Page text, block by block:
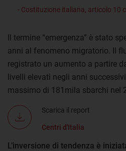
- Costituzione italiana, articolo 10
Il termine “emergenza” è stato
anni al fenomeno migratorio. Il
registrato un aumento a partire
livelli elevati negli anni
massimo di 181mila sbarchi nel
Scarica il report
Centri d'Italia
L’inversione di tendenza è